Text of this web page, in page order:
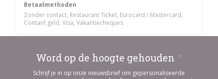
Betaalmethoden
Zonder contact, Restaurant Ticket, Eurocard / Mastercard,
Contant geld, Visa, Vakantiecheques
Word op de hoogte gehouden
Schrijf je in op onze nieuwsbrief om gepersonaliseerde